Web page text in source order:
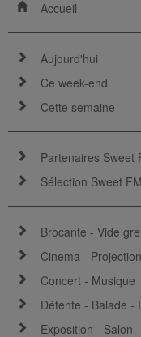
Accueil
Aujourd'hui
Ce week-end
Cette semaine
Partenaires Sweet
Sélection Sweet FM
Brocante - Vide
Cinema - Projection
Concert - Musique
Détente - Balade -
Exposition - Salon